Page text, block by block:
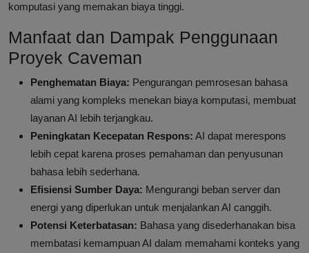
komputasi yang memakan biaya tinggi.
Manfaat dan Dampak Penggunaan
Proyek Caveman
Penghematan Biaya: Pengurangan pemrosesan bahasa
alami yang kompleks menekan biaya komputasi, membuat
layanan AI lebih terjangkau.
Peningkatan Kecepatan Respons: AI dapat merespons
lebih cepat karena proses pemahaman dan penyusunan
bahasa lebih sederhana.
Efisiensi Sumber Daya: Mengurangi beban server dan
energi yang diperlukan untuk menjalankan AI canggih.
Potensi Keterbatasan: Bahasa yang disederhanakan bisa
membatasi kemampuan AI dalam memahami konteks yang